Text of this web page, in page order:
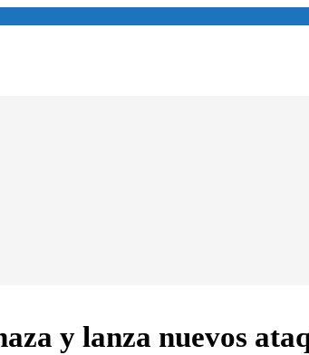
y lanza nuevos